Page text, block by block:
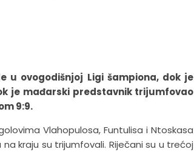
u ovogodišnjoj Ligi šampiona, dok je
je mađarski predstavnik trijumfovao
9:9.
Vlahopulosa, Funtulisa i Ntoskasa
kraju su trijumfovali. Riječani su u trećoj